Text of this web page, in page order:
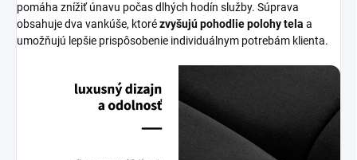
pomáha znížiť únavu počas dlhých hodín služby. Súprava
obsahuje dva vankúše, ktorézvyšujú pohodlie polohy tela a
umožňujú lepšie prispôsobenie individuálnym potrebám klienta.